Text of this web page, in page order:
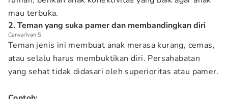
mau terbuka.
2. Teman yang suka pamer dan membandingkan diri
Canva/Ivan S
Teman jenis ini membuat anak merasa kurang, cemas,
atau selalu harus membuktikan diri. Persahabatan
yang sehat tidak didasari oleh superioritas atau pamer.